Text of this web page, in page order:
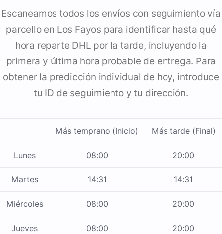
Escaneamos todos los envíos con seguimiento vía
parcello en Los Fayos para identificar hasta qué
hora reparte DHL por la tarde, incluyendo la
primera y última hora probable de entrega. Para
obtener la predicción individual de hoy, introduce
tu ID de seguimiento y tu dirección.
Más temprano (Inicio) Más tarde (Final)
Lunes 08:00 20:00
Martes 14:31 14:31
Miércoles 08:00 20:00
Jueves 08:00 20:00